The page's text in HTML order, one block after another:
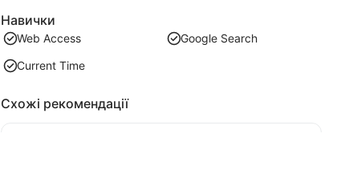
Навички
Web Access
Google Search
Current Time
Схожі рекомендації